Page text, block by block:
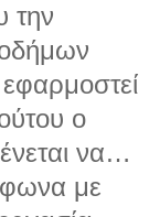
την
ο
να…
με